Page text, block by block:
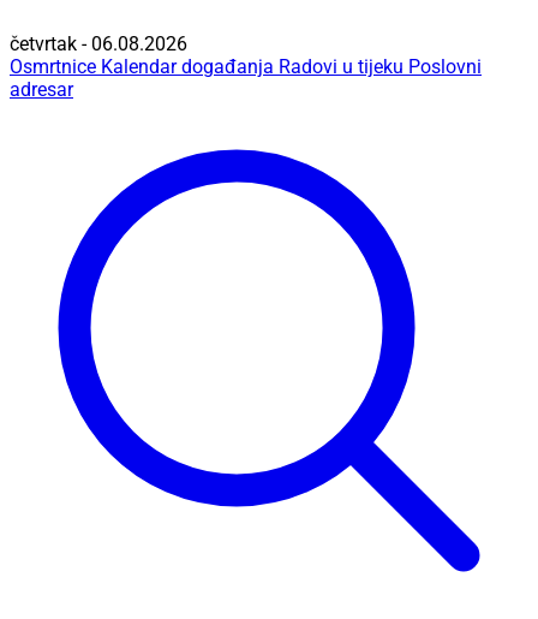
četvrtak - 06.08.2026
Osmrtnice Kalendar događanja Radovi u tijeku Poslovni
adresar